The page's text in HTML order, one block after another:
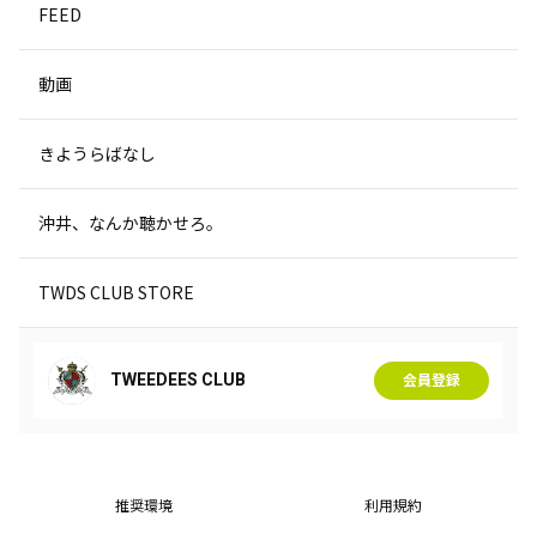
FEED
動画
きようらばなし
沖井、なんか聴かせろ。
TWDS CLUB STORE
TWEEDEES CLUB 会員登録
推奨環境 利用規約